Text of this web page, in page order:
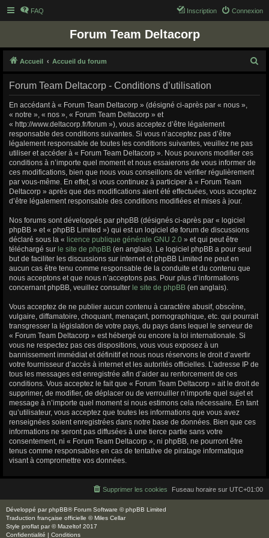
FAQ Connexion
Inscription
Forum Team Deltacorp
Accueil Accueil du forum
Forum Team Deltacorp - Conditions d’utilisation
En accédant à « Forum Team Deltacorp » (désigné ci-après par « nous »,
« notre », « nos », « Forum Team Deltacorp » et
« http://www.deltacorp.fr/forum »), vous acceptez d’être légalement
responsable des conditions suivantes. Si vous n’acceptez pas d’être
légalement responsable de toutes les conditions suivantes, veuillez ne pas
utiliser et accéder à « Forum Team Deltacorp ». Nous pouvons modifier ces
conditions à n’importe quel moment et nous essaierons de vous informer de
ces modifications, bien que nous vous conseillons de vérifier régulièrement
par vous-même. En effet, si vous continuez à participer à « Forum Team
Deltacorp » après que des modifications aient été effectuées, vous acceptez
d’être légalement responsable des conditions modifiées et mises à jour.
Nos forums sont développés par phpBB (désignés ci-après par « logiciel
phpBB » et « phpBB Limited ») qui est un logiciel de forum de discussions
déclaré sous la « licence publique générale GNU 2.0 » et qui peut être
téléchargé sur le site de phpBB (en anglais). Le logiciel phpBB a pour seul
but de faciliter les discussions sur internet et phpBB Limited ne peut en
aucun cas être tenu comme responsable de la conduite et du contenu que
nous acceptons et que nous n’acceptons pas. Pour plus d’informations
concernant phpBB, veuillez consulter le site de phpBB (en anglais).
Vous acceptez de ne publier aucun contenu à caractère abusif, obscène,
vulgaire, diffamatoire, choquant, menaçant, pornographique, etc. qui pourrait
transgresser la législation de votre pays, du pays dans lequel le serveur de
« Forum Team Deltacorp » est hébergé ou encore la loi internationale. Si
vous ne respectez pas ces dispositions, vous vous exposez à un
bannissement immédiat et définitif et nous nous réservons le droit d’avertir
votre fournisseur d’accès à internet et les autorités officielles. L’adresse IP de
tous les messages est enregistrée afin d’aider au renforcement de ces
conditions. Vous acceptez le fait que « Forum Team Deltacorp » ait le droit de
supprimer, de modifier, de déplacer ou de verrouiller n’importe quel sujet et
message à n’importe quel moment si nous estimons cela nécessaire. En tant
qu’utilisateur, vous acceptez que toutes les informations que vous avez
renseignées soient enregistrées dans notre base de données. Bien que ces
informations ne seront pas diffusées à une tierce partie sans votre
consentement, ni « Forum Team Deltacorp », ni phpBB, ne pourront être
tenus comme responsables en cas de tentative de piratage informatique
visant à compromettre vos données.
Fuseau horaire sur UTC+01:00
Supprimer les cookies
Développé parphpBB® Forum Software © phpBB Limited
Traduction française officielle ©Miles Cellar
Style proflat par ©Mazeltof 2017
Confidentialité | Conditions